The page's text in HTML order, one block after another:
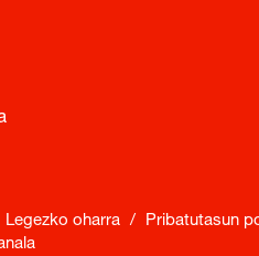
Legezko oharra / Pribatutasun